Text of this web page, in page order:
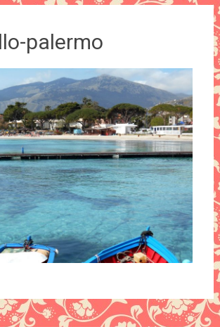
palermo